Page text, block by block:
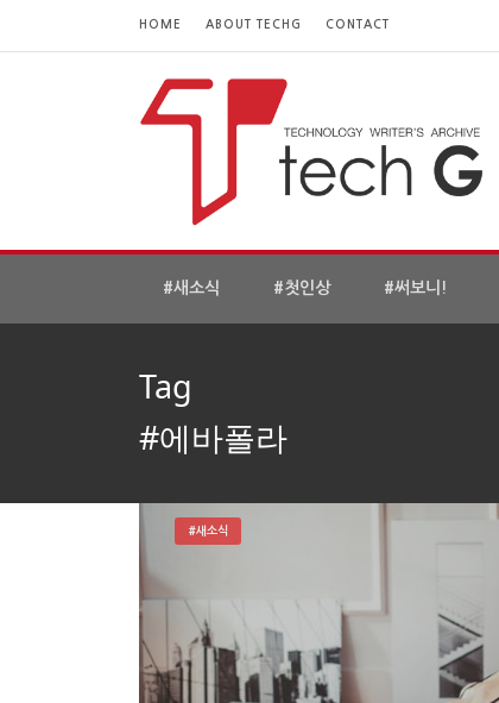
HOME ABOUT TECHG CONTACT
#새소식 #첫인상 #써보니!
Tag
#에바폴라
#새소식